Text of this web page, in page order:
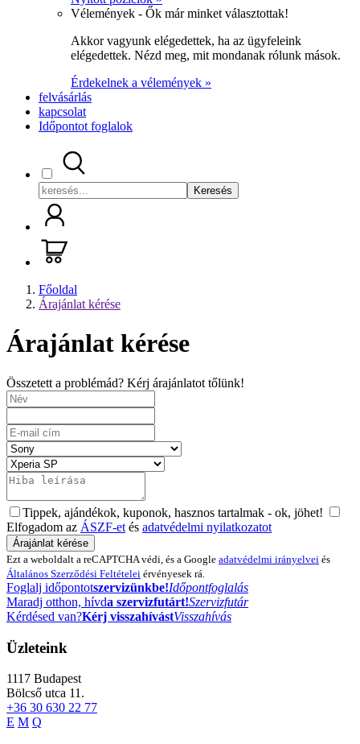
Vélemények - Ők már minket választottak!
Akkor vagyunk elégedettek, ha az ügyfeleink
elégedettek. Nézd meg, mit mondanak rólunk mások.
Érdekelnek a vélemények »
felvásárlás
kapcsolat
Időpontot foglalok
Keresés
Főoldal
Árajánlat kérése
Árajánlat kérése
Összetett a problémád? Kérj árajánlatot tőlünk!
Tippek, ajándékok, kuponok, hasznos tartalmak - ok, jöhet!
Elfogadom az ÁSZF-et és adatvédelmi nyilatkozatot
Ezt a weboldalt a reCAPTCHA védi, és a Google adatvédelmi irányelvei és
Általános Szerződési Feltételei érvényesek rá.
Foglalj időpontotszervizünkbe!Időpontfoglalás
Maradj otthon, hívda szervizfutárt!Szervizfutár
Kérdésed van?Kérj visszahívástVisszahívás
Üzleteink
1117 Budapest
Bölcső utca 11.
+36 30 630 22 77
E M Q